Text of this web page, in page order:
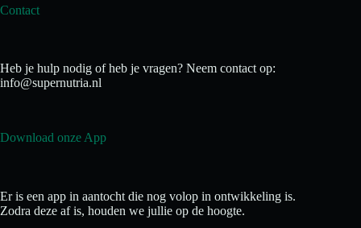
Contact
Heb je hulp nodig of heb je vragen? Neem contact op:
info@supernutria.nl
Download onze App
Er is een app in aantocht die nog volop in ontwikkeling is.
Zodra deze af is, houden we jullie op de hoogte.